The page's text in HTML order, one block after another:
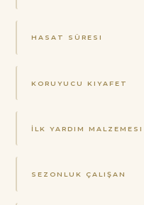
HASAT SÜRESI
KORUYUCU KIYAFET
İLK YARDIM MALZEMESI
SEZONLUK ÇALIŞAN